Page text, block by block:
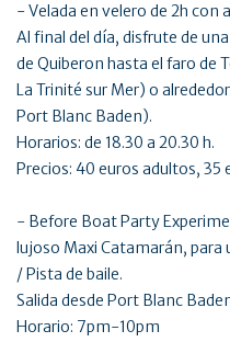
- Velada en velero de 2h con
Al final del día, disfrute de
de Quiberon hasta el faro de
La Trinité sur Mer) o
Port Blanc Baden).
Horarios: de 18.30 a 20.30 h.
Precios: 40 euros adultos, 35
- Before Boat Party
lujoso Maxi Catamarán, para
/ Pista de baile.
Salida desde Port Blanc
Horario: 7pm-10pm